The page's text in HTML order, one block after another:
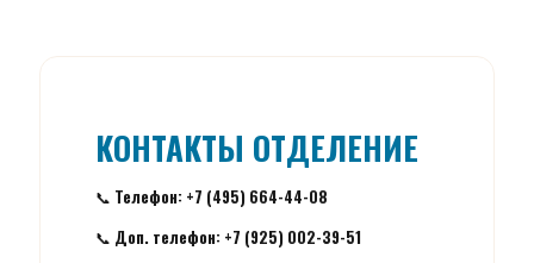
КОНТАКТЫ ОТДЕЛЕНИЕ
📞 Телефон: +7 (495) 664-44-08
📞 Доп. телефон: +7 (925) 002-39-51